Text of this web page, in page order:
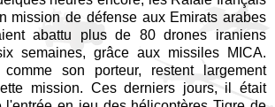
mission de défense aux Emirats arabes
abattu plus de 80 drones iraniens
semaines, grâce aux missiles MICA.
son porteur, restent largement
mission. Ces derniers jours, il était